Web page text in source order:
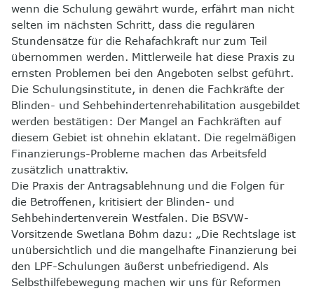
wenn die Schulung gewährt wurde, erfährt man nicht
selten im nächsten Schritt, dass die regulären
Stundensätze für die Rehafachkraft nur zum Teil
übernommen werden. Mittlerweile hat diese Praxis zu
ernsten Problemen bei den Angeboten selbst geführt.
Die Schulungsinstitute, in denen die Fachkräfte der
Blinden- und Sehbehindertenrehabilitation ausgebildet
werden bestätigen: Der Mangel an Fachkräften auf
diesem Gebiet ist ohnehin eklatant. Die regelmäßigen
Finanzierungs-Probleme machen das Arbeitsfeld
zusätzlich unattraktiv.
Die Praxis der Antragsablehnung und die Folgen für
die Betroffenen, kritisiert der Blinden- und
Sehbehindertenverein Westfalen. Die BSVW-
Vorsitzende Swetlana Böhm dazu: „Die Rechtslage ist
unübersichtlich und die mangelhafte Finanzierung bei
den LPF-Schulungen äußerst unbefriedigend. Als
Selbsthilfebewegung machen wir uns für Reformen